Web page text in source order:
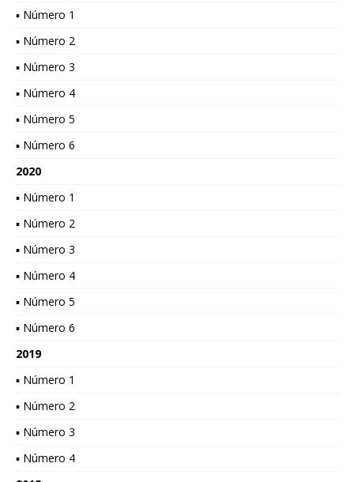
▪ Número 1
▪ Número 2
▪ Número 3
▪ Número 4
▪ Número 5
▪ Número 6
2020
▪ Número 1
▪ Número 2
▪ Número 3
▪ Número 4
▪ Número 5
▪ Número 6
2019
▪ Número 1
▪ Número 2
▪ Número 3
▪ Número 4